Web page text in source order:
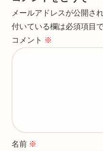
メールアドレスが公開さ
付いている欄は必須項目
コメント ※
名前 ※